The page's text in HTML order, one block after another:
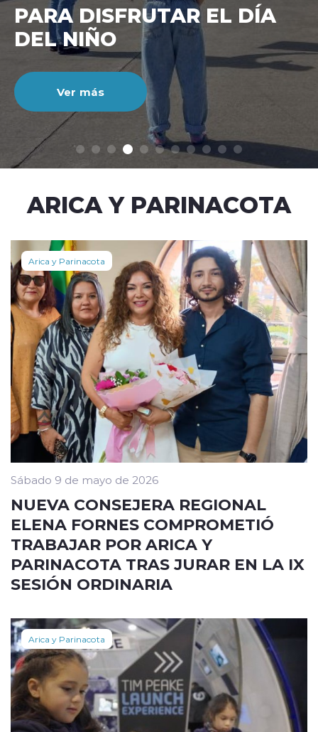
modo claro
CIENTO DURANTE EL MES
DE JULIO
Ver más
ARICA Y PARINACOTA
Arica y Parinacota
Sábado 9 de mayo de 2026
NUEVA CONSEJERA REGIONAL
ELENA FORNES COMPROMETIÓ
TRABAJAR POR ARICA Y
PARINACOTA TRAS JURAR EN LA IX
SESIÓN ORDINARIA
Arica y Parinacota